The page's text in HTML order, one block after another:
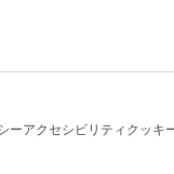
ーアクセシビリティ クッキ